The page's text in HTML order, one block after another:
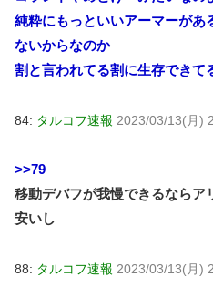
純粋にもっといいアーマーがあ
ないからなのか
割と言われてる割に生存できて
84: タルコフ速報 2023/03/13(月)
>>79
移動デバフが我慢できるならア
安いし
88: タルコフ速報 2023/03/13(月)